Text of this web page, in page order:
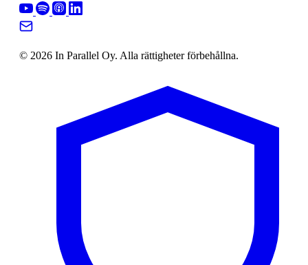
© 2026 In Parallel Oy. Alla rättigheter förbehållna.